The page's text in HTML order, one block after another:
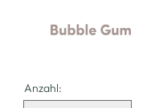
Anzahl: